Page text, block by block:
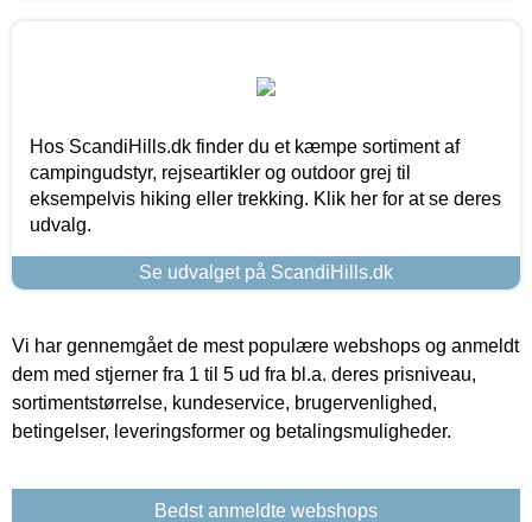
Hos ScandiHills.dk finder du et kæmpe sortiment af
campingudstyr, rejseartikler og outdoor grej til
eksempelvis hiking eller trekking. Klik her for at se deres
udvalg.
Se udvalget på ScandiHills.dk
Vi har gennemgået de mest populære webshops og anmeldt
dem med stjerner fra 1 til 5 ud fra bl.a. deres prisniveau,
sortimentstørrelse, kundeservice, brugervenlighed,
betingelser, leveringsformer og betalingsmuligheder.
Bedst anmeldte webshops